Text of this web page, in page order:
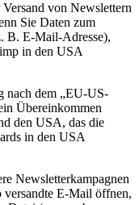
von Newslettern
Sie Daten zum
B. E-Mail-Adresse),
in den USA
nach dem „EU-US-
Übereinkommen
den USA, das die
in den USA
Newsletterkampagnen
E-Mail öffnen,